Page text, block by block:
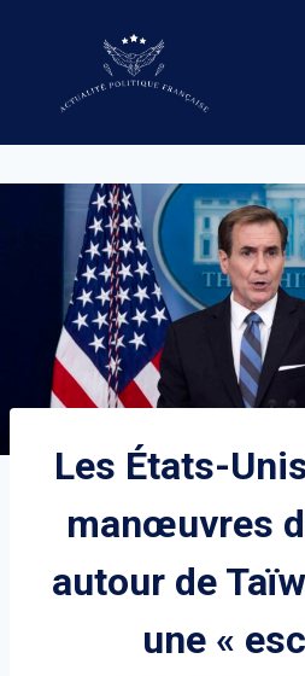
Les États-
manœuvres
autour de
une «